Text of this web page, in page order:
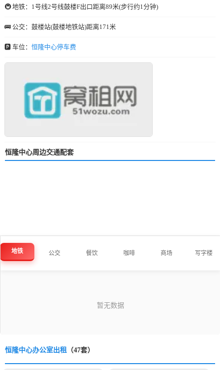
🚇 地铁：1号线2号线鼓楼F出口距离89米(步行约1分钟)
🚌 公交：鼓楼站(鼓楼地铁站)距离171米
🅿️ 车位： 恒隆中心停车费
恒隆中心周边交通配套
地铁 公交 餐饮 咖啡 商场 写字楼
恒隆中心办公室出租 （47套）